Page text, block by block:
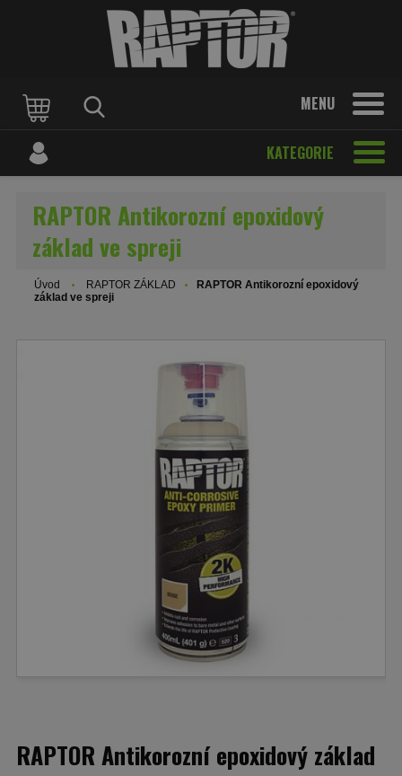
MENU
KATEGORIE
RAPTOR Antikorozní epoxidový
základ ve spreji
Úvod RAPTOR ZÁKLAD
RAPTOR Antikorozní epoxidový
základ ve spreji
RAPTOR Antikorozní epoxidový základ